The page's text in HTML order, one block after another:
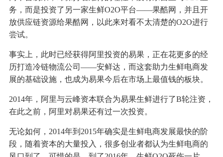
务，而是投资了另一家生鲜O2O平台——果酷网，并且开
放供应链资源给果酷网，以此来对看不太清楚的O2O进行
尝试。
事实上，此时已经获得阿里投资的易果，正在花更多的经
历打造冷链物流公司——安鲜达，而这套助力生鲜电商发
展的基础设施，也成为易果今后在市场上最值钱的板块。
2014年，阿里与云峰资本联合为易果生鲜进行了B轮注资，
在此之前，阿里对易果还有过一次投资。
无论如何，2014年到2015年确实是生鲜电商发展最快的阶
段，随着资本的大量投入，很多创业者都认为生鲜电商的